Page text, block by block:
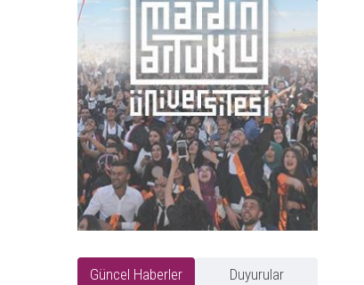
Güncel Haberler Duyurular